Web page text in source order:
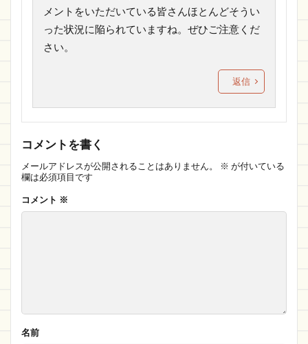
メントをいただいている皆さんほとんどそうい
った状況に陥られていますね。ぜひご注意くだ
さい。
返信
コメントを書く
メールアドレスが公開されることはありません。 ※ が付いている
欄は必須項目です
コメント ※
名前